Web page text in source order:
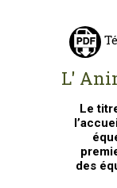
L'
Le
des